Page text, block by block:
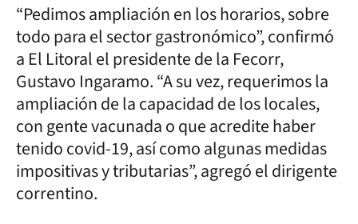
“Pedimos ampliación en los horarios, sobre
todo para el sector gastronómico”, confirmó
a El Litoral el presidente de la Fecorr,
Gustavo Ingaramo. “A su vez, requerimos la
ampliación de la capacidad de los locales,
con gente vacunada o que acredite haber
tenido covid-19, así como algunas medidas
impositivas y tributarias”, agregó el dirigente
correntino.